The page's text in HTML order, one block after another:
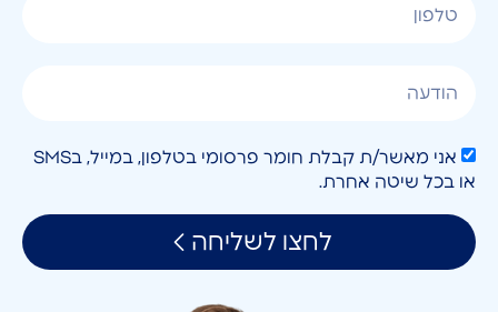
אני מאשר/ת קבלת חומר פרסומי בטלפון, במייל, בSMS
או בכל שיטה אחרת.
לחצו לשליחה